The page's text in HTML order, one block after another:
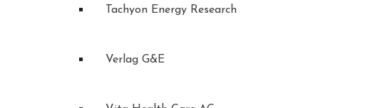
Tachyon Energy Research
Verlag G&E